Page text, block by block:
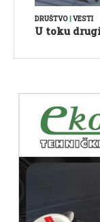
DRUŠTVO VESTI
U toku